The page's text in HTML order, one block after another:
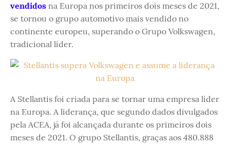
vendidos na Europa nos primeiros dois meses de 2021,
se tornou o grupo automotivo mais vendido no
continente europeu, superando o Grupo Volkswagen,
tradicional líder.
A Stellantis foi criada para se tornar uma empresa líder
na Europa. A liderança, que segundo dados divulgados
pela ACEA, já foi alcançada durante os primeiros dois
meses de 2021. O grupo Stellantis, graças aos 480.888